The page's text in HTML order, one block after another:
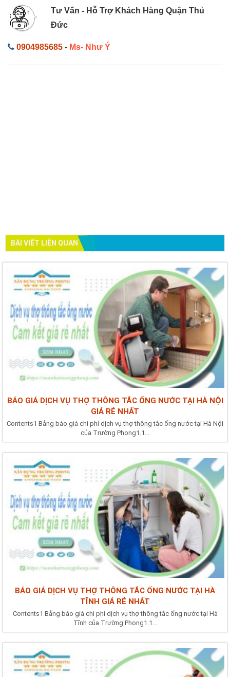
Tư Vấn - Hỗ Trợ Khách Hàng Quận Thủ
Đức
0904985685 - Ms- Như Ý
BÀI VIẾT LIÊN QUAN
BÁO GIÁ DỊCH VỤ THỢ THÔNG TẮC ỐNG NƯỚC TẠI HÀ NỘI
GIÁ RẺ NHẤT
Contents1 Bảng báo giá chi phí dịch vụ thợ thông tắc ống nước tại Hà Nội
của Trường Phong1.1...
BÁO GIÁ DỊCH VỤ THỢ THÔNG TẮC ỐNG NƯỚC TẠI HÀ
TĨNH GIÁ RẺ NHẤT
Contents1 Bảng báo giá chi phí dịch vụ thợ thông tắc ống nước tại Hà
Tĩnh của Trường Phong1.1...